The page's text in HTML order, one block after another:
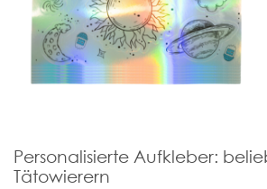
Personalisierte Aufkleber:
Tätowierern